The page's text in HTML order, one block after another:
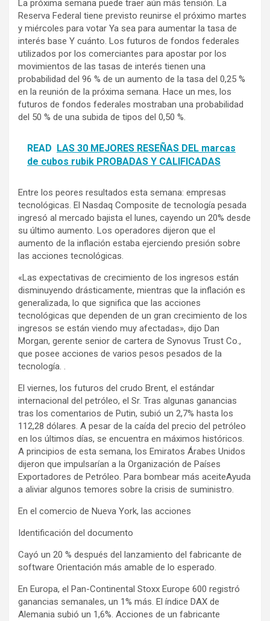
La próxima semana puede traer aún más tensión. La
Reserva Federal tiene previsto reunirse el próximo martes
y miércoles para votar Ya sea para aumentar la tasa de
interés base Y cuánto. Los futuros de fondos federales
utilizados por los comerciantes para apostar por los
movimientos de las tasas de interés tienen una
probabilidad del 96 % de un aumento de la tasa del 0,25 %
en la reunión de la próxima semana. Hace un mes, los
futuros de fondos federales mostraban una probabilidad
del 50 % de una subida de tipos del 0,50 %.
READ LAS 30 MEJORES RESEÑAS DEL marcas
de cubos rubik PROBADAS Y CALIFICADAS
Entre los peores resultados esta semana: empresas
tecnológicas. El Nasdaq Composite de tecnología pesada
ingresó al mercado bajista el lunes, cayendo un 20% desde
su último aumento. Los operadores dijeron que el
aumento de la inflación estaba ejerciendo presión sobre
las acciones tecnológicas.
«Las expectativas de crecimiento de los ingresos están
disminuyendo drásticamente, mientras que la inflación es
generalizada, lo que significa que las acciones
tecnológicas que dependen de un gran crecimiento de los
ingresos se están viendo muy afectadas», dijo Dan
Morgan, gerente senior de cartera de Synovus Trust Co.,
que posee acciones de varios pesos pesados ​​de la
tecnología. .
El viernes, los futuros del crudo Brent, el estándar
internacional del petróleo, el Sr. Tras algunas ganancias
tras los comentarios de Putin, subió un 2,7% hasta los
112,28 dólares. A pesar de la caída del precio del petróleo
en los últimos días, se encuentra en máximos históricos.
A principios de esta semana, los Emiratos Árabes Unidos
dijeron que impulsarían a la Organización de Países
Exportadores de Petróleo. Para bombear más aceiteAyuda
a aliviar algunos temores sobre la crisis de suministro.
En el comercio de Nueva York, las acciones
Identificación del documento
Cayó un 20 % después del lanzamiento del fabricante de
software Orientación más amable de lo esperado.
En Europa, el Pan-Continental Stoxx Europe 600 registró
ganancias semanales, un 1% más. El índice DAX de
Alemania subió un 1,6%. Acciones de un fabricante